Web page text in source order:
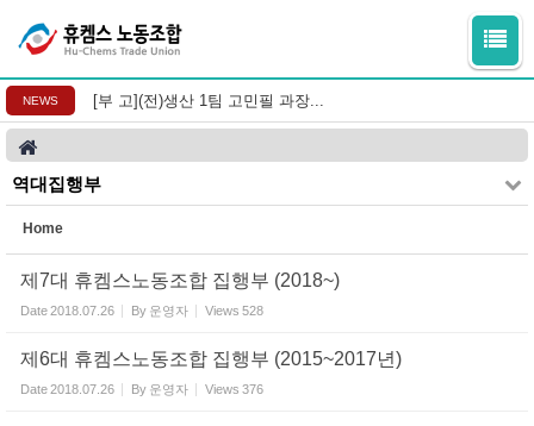
NEWS [부 고](전)생산 1팀 고민필 과장...
역대집행부
Home
제7대 휴켐스노동조합 집행부 (2018~)
Date2018.07.26 By 운영자 Views 528
제6대 휴켐스노동조합 집행부 (2015~2017년)
Date2018.07.26 By 운영자 Views 376